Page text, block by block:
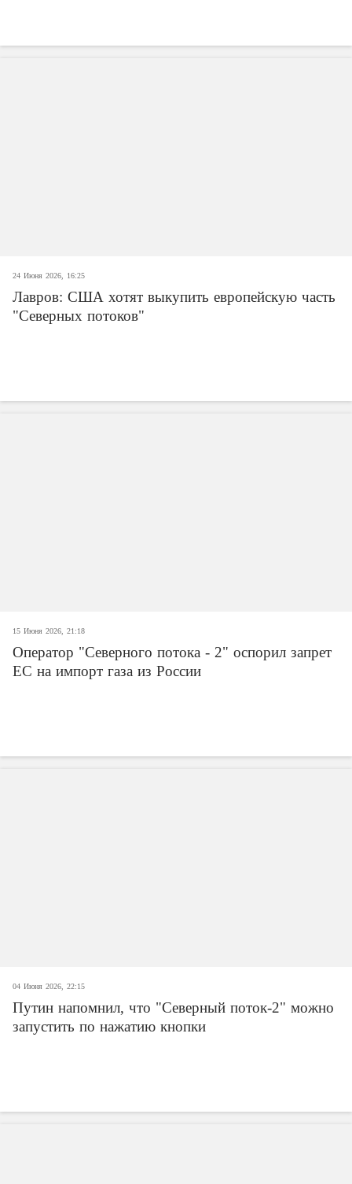
24 Июня 2026, 16:25
Лавров: США хотят выкупить европейскую часть
"Северных потоков"
15 Июня 2026, 21:18
Оператор "Северного потока - 2" оспорил запрет
ЕС на импорт газа из России
04 Июня 2026, 22:15
Путин напомнил, что "Северный поток-2" можно
запустить по нажатию кнопки